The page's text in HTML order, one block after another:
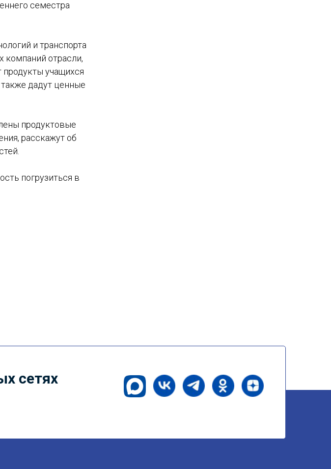
семестра
и транспорта
компаний отрасли,
продукты учащихся
дадут ценные
продуктовые
расскажут об
погрузиться в
сетях